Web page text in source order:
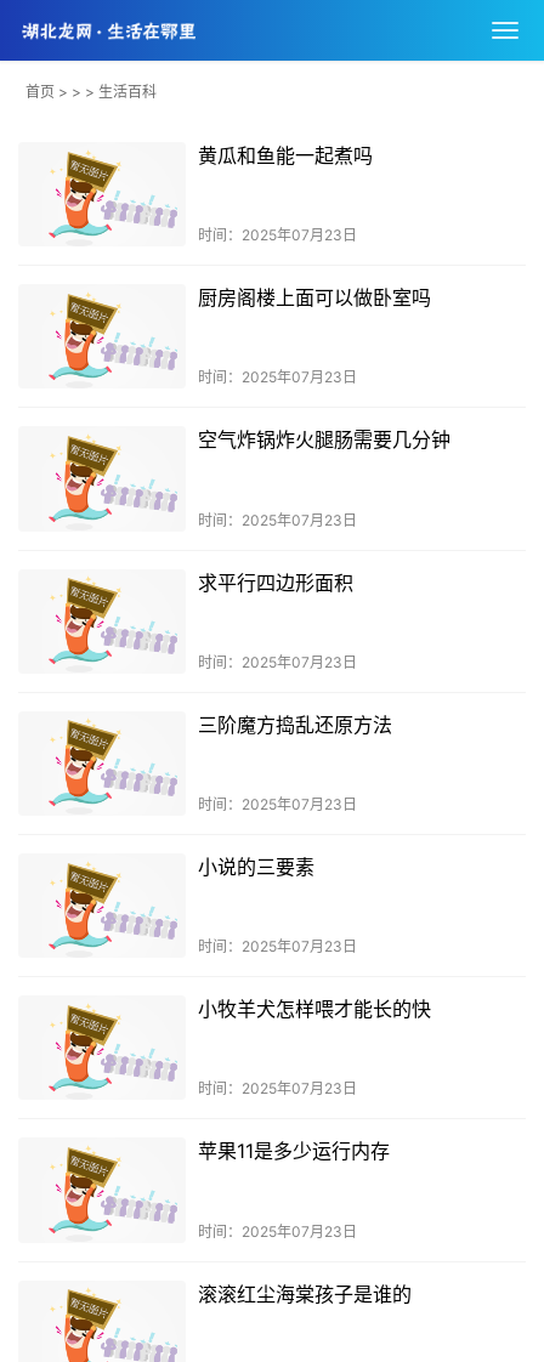
首页 > > > 生活百科
黄瓜和鱼能一起煮吗
时间：2025年07月23日
厨房阁楼上面可以做卧室吗
时间：2025年07月23日
空气炸锅炸火腿肠需要几分钟
时间：2025年07月23日
求平行四边形面积
时间：2025年07月23日
三阶魔方捣乱还原方法
时间：2025年07月23日
小说的三要素
时间：2025年07月23日
小牧羊犬怎样喂才能长的快
时间：2025年07月23日
苹果11是多少运行内存
时间：2025年07月23日
滚滚红尘海棠孩子是谁的